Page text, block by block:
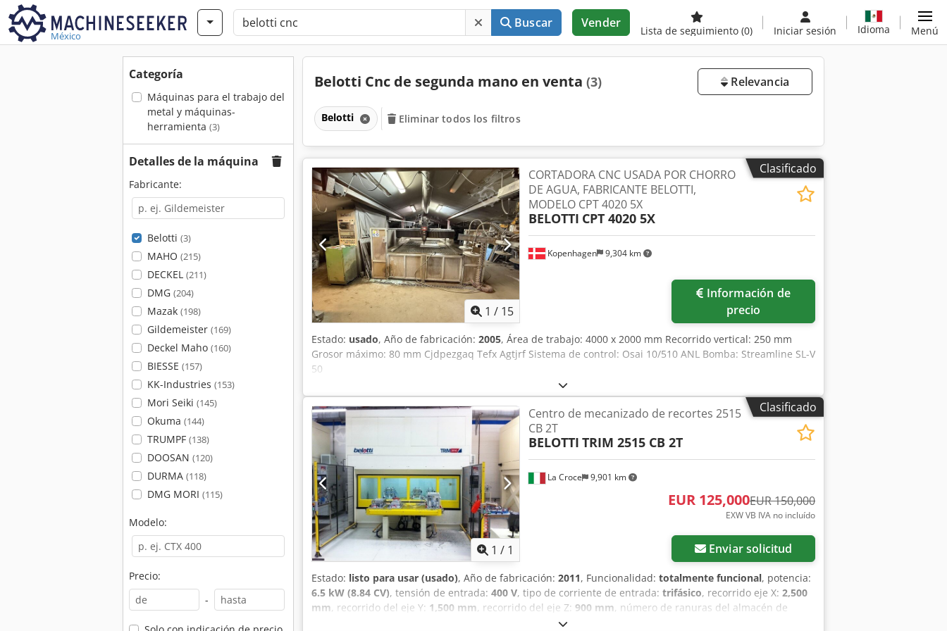
México
Buscar Vender
Lista de seguimiento (0) Iniciar sesión Idioma Menú
Categoría
Máquinas para el trabajo del
metal y máquinas-
herramienta (3)
Detalles de la máquina
Fabricante:
Belotti (3)
MAHO (215)
DECKEL (211)
DMG (204)
Mazak (198)
Gildemeister (169)
Deckel Maho (160)
BIESSE (157)
KK-Industries (153)
Mori Seiki (145)
Okuma (144)
TRUMPF (138)
DOOSAN (120)
DURMA (118)
DMG MORI (115)
Modelo:
Precio:
-
Belotti Cnc de segunda mano en venta (3) Relevancia
Belotti Eliminar todos los filtros
Clasificado
1 / 15
Kopenhagen 9,304 km
CORTADORA CNC USADA POR CHORRO
DE AGUA, FABRICANTE BELOTTI,
MODELO CPT 4020 5X
BELOTTI CPT 4020 5X
precio
Estado: usado, Año de fabricación: 2005, Área de trabajo: 4000 x 2000 mm Recorrido vertical: 250 mm
Grosor máximo: 80 mm Cjdpezgaq Tefx Agtjrf Sistema de control: Osai 10/510 ANL Bomba: Streamline SL-V
50
Clasificado
1 / 1
La Croce 9,901 km
Centro de mecanizado de recortes 2515
CB 2T
BELOTTI TRIM 2515 CB 2T
EUR 125,000EUR 150,000
EXW VB IVA no incluído
Enviar solicitud
Estado: listo para usar (usado), Año de fabricación: 2011, Funcionalidad: totalmente funcional, potencia:
6.5 kW (8.84 CV), tensión de entrada: 400 V, tipo de corriente de entrada: trifásico, recorrido eje X: 2,500
mm, recorrido del eje Y: 1,500 mm, recorrido del eje Z: 900 mm, número de ranuras del almacén de
, modelo de controlador: